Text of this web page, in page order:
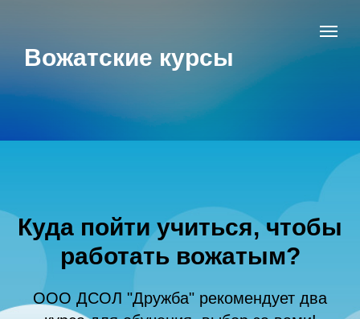
Вожатские курсы
Куда пойти учиться, чтобы
работать вожатым?
ООО ДСОЛ "Дружба" рекомендует два